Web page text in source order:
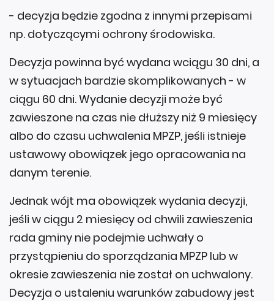
- decyzja będzie zgodna z innymi przepisami
np. dotyczącymi ochrony środowiska.
Decyzja powinna być wydana wciągu 30 dni, a
w sytuacjach bardzie skomplikowanych - w
ciągu 60 dni. Wydanie decyzji może być
zawieszone na czas nie dłuższy niż 9 miesięcy
albo do czasu uchwalenia MPZP, jeśli istnieje
ustawowy obowiązek jego opracowania na
danym terenie.
Jednak wójt ma obowiązek wydania decyzji,
jeśli w ciągu 2 miesięcy od chwili zawieszenia
rada gminy nie podejmie uchwały o
przystąpieniu do sporządzania MPZP lub w
okresie zawieszenia nie został on uchwalony.
Decyzja o ustaleniu warunków zabudowy jest